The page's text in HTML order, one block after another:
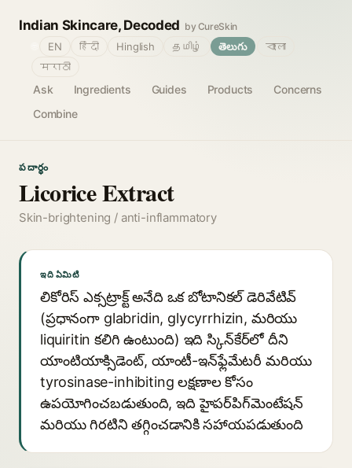
Indian Skincare, Decoded by CureSkin
Ask Ingredients Guides Products
Concerns
Combine
EN हिंदी Hinglish தமிழ் తెలుగు
বাংলা
मराठी
పదార్థం
Licorice Extract
Skin-brightening / anti-inflammatory
ఇది ఏమిటి
లికోరిస్ ఎక్సట్రాక్ట్ అనేది ఒక బోటానికల్ డెరివేటివ్
(ప్రధానంగా glabridin, glycyrrhizin, మరియు
liquiritin కలిగి ఉంటుంది) ఇది స్కిన్‌కేర్‌లో దీని
యాంటియాక్సిడెంట్, యాంటీ-ఇన్‌ఫ్లేమేటరీ మరియు
tyrosinase-inhibiting లక్షణాల కోసం
ఉపయోగించబడుతుంది, ఇది హైపర్‌పిగ్‌మెంటేషన్
మరియు గిరటిని తగ్గించడానికి సహాయపడుతుంది